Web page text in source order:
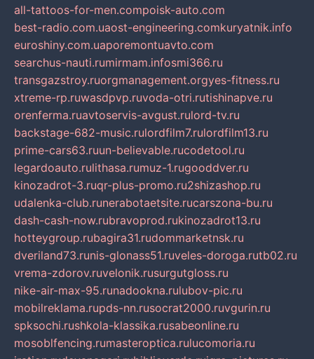
all-tattoos-for-men.compoisk-auto.com
best-radio.com.uaost-engineering.comkuryatnik.info
euroshiny.com.uaporemontuavto.com
searchus-nauti.rumirmam.infosmi366.ru
transgazstroy.ruorgmanagement.orgyes-fitness.ru
xtreme-rp.ruwasdpvp.ruvoda-otri.rutishinapve.ru
orenferma.ruavtoservis-avgust.rulord-tv.ru
backstage-682-music.rulordfilm7.rulordfilm13.ru
prime-cars63.ruun-believable.rucodetool.ru
legardoauto.rulithasa.rumuz-1.rugooddver.ru
kinozadrot-3.ruqr-plus-promo.ru2shizashop.ru
udalenka-club.runerabotaetsite.rucarszona-bu.ru
dash-cash-now.rubravoprod.rukinozadrot13.ru
hotteygroup.rubagira31.rudommarketnsk.ru
dveriland73.runis-glonass51.ruveles-doroga.rutb02.ru
vrema-zdorov.ruvelonik.rusurgutgloss.ru
nike-air-max-95.runadookna.rulubov-pic.ru
mobilreklama.rupds-nn.rusocrat2000.ruvgurin.ru
spksochi.rushkola-klassika.rusabeonline.ru
mosoblfencing.rumasteroptica.rulucomoria.ru